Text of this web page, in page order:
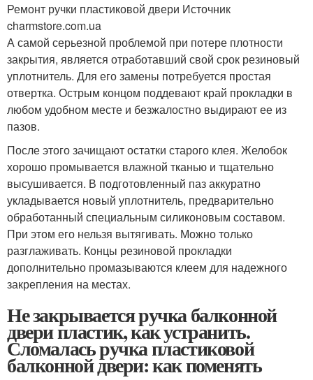
Ремонт ручки пластиковой двери Источник
charmstore.com.ua
А самой серьезной проблемой при потере плотности
закрытия, является отработавший свой срок резиновый
уплотнитель. Для его замены потребуется простая
отвертка. Острым концом поддевают край прокладки в
любом удобном месте и безжалостно выдирают ее из
пазов.
После этого зачищают остатки старого клея. Желобок
хорошо промывается влажной тканью и тщательно
высушивается. В подготовленный паз аккуратно
укладывается новый уплотнитель, предварительно
обработанный специальным силиконовым составом.
При этом его нельзя вытягивать. Можно только
разглаживать. Концы резиновой прокладки
дополнительно промазываются клеем для надежного
закрепления на местах.
Не закрывается ручка балконной
двери пластик, как устранить.
Сломалась ручка пластиковой
балконной двери: как поменять